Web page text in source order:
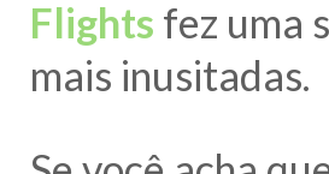
Flights fez uma
mais inusitadas.